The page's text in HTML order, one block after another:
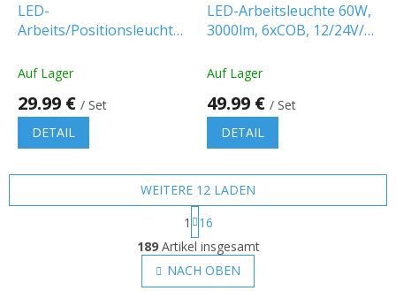
LED-
Arbeits/Positionsleuchte
IP67 / 2-Pack! [L0196]
Auf Lager
29.99 € / Set
DETAIL
LED-Arbeitsleuchte 60W,
3000lm, 6xCOB, 12/24V/2-
Auf Lager
49.99 € / Set
DETAIL
S
t
e
WEITERE 12 LADEN
P
a
g
i
n
1
16
189Artikel insgesamt
NACH OBEN